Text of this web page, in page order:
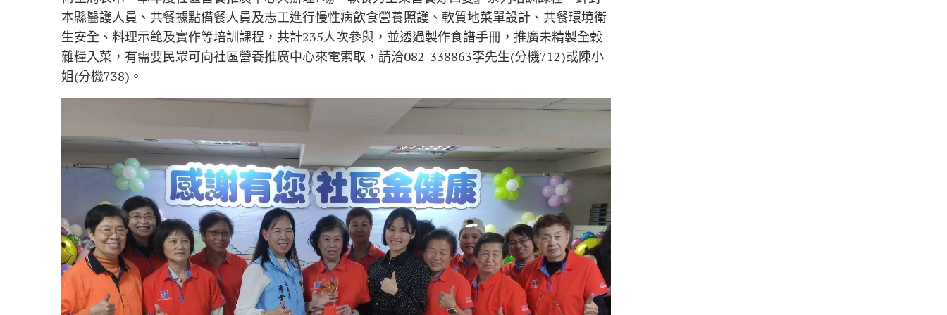
本縣醫護人員、共餐據點備餐人員及志工進行慢性病飲食營養照護、軟質地菜單設計、共餐環境衛
生安全、料理示範及實作等培訓課程，共計235人次參與，並透過製作食譜手冊，推廣未精製全穀
雜糧入菜，有需要民眾可向社區營養推廣中心來電索取，請洽082-338863李先生(分機712)或陳小
姐(分機738)。